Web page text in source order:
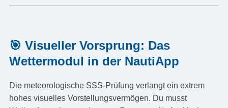
🎯 Visueller Vorsprung: Das
Wettermodul in der NautiApp
Die meteorologische SSS-Prüfung verlangt ein extrem
hohes visuelles Vorstellungsvermögen. Du musst